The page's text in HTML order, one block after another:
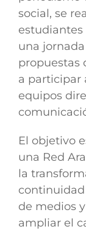
social, se
estudiantes
una
propuestas
a participar
equipos
El objetivo
una Red
la
de medios
ampliar el